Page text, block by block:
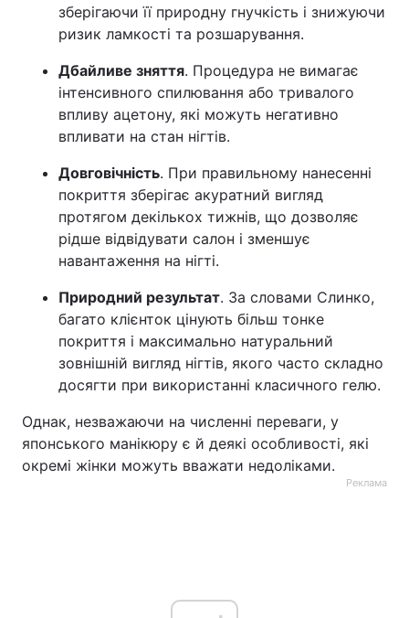
зберігаючи її природну гнучкість і знижуючи
ризик ламкості та розшарування.
Дбайливе зняття. Процедура не вимагає
інтенсивного спилювання або тривалого
впливу ацетону, які можуть негативно
впливати на стан нігтів.
Довговічність. При правильному нанесенні
покриття зберігає акуратний вигляд
протягом декількох тижнів, що дозволяє
рідше відвідувати салон і зменшує
навантаження на нігті.
Природний результат. За словами Слинко,
багато клієнток цінують більш тонке
покриття і максимально натуральний
зовнішній вигляд нігтів, якого часто складно
досягти при використанні класичного гелю.
Однак, незважаючи на численні переваги, у
японського манікюру є й деякі особливості, які
окремі жінки можуть вважати недоліками.
Реклама